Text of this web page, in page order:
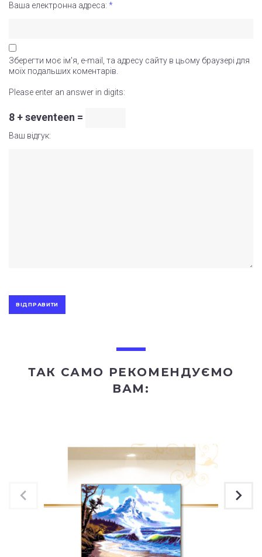
Ваша електронна адреса: *
Зберегти моє ім'я, e-mail, та адресу сайту в цьому браузері для
моїх подальших коментарів.
Please enter an answer in digits:
8 + seventeen =
Ваш відгук:
ТАК САМО РЕКОМЕНДУЄМО
ВАМ: